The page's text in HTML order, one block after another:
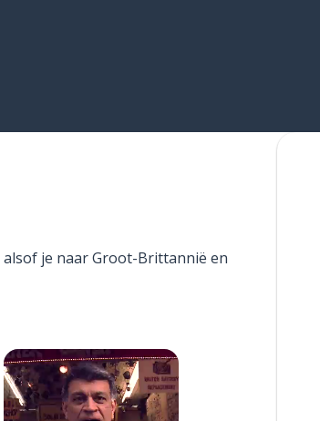
je naar Groot-Brittannië en